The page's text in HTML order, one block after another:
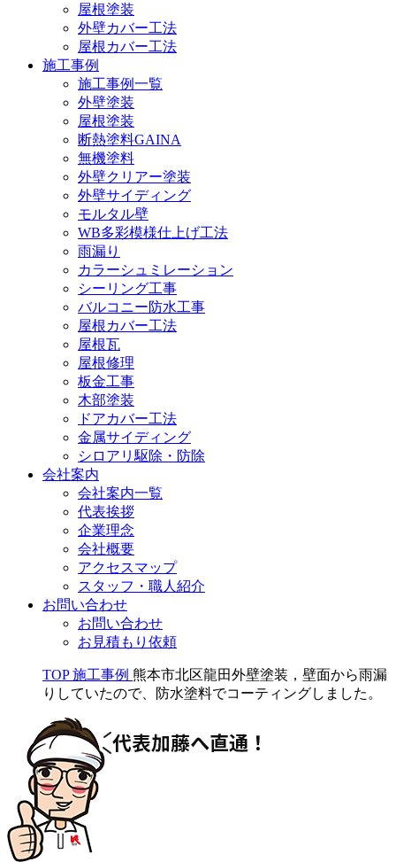
屋根塗装
外壁カバー工法
屋根カバー工法
施工事例
施工事例一覧
外壁塗装
屋根塗装
断熱塗料GAINA
無機塗料
外壁クリアー塗装
外壁サイディング
モルタル壁
WB多彩模様仕上げ工法
雨漏り
カラーシュミレーション
シーリング工事
バルコニー防水工事
屋根カバー工法
屋根瓦
屋根修理
板金工事
木部塗装
ドアカバー工法
金属サイディング
シロアリ駆除・防除
会社案内
会社案内一覧
代表挨拶
企業理念
会社概要
アクセスマップ
スタッフ・職人紹介
お問い合わせ
お問い合わせ
お見積もり依頼
TOP 施工事例 熊本市北区龍田外壁塗装，壁面から雨漏
りしていたので、防水塗料でコーティングしました。